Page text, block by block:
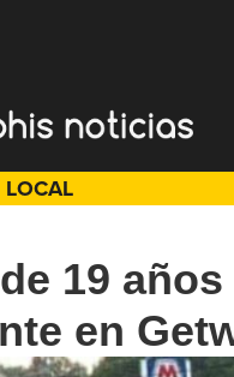
LOCAL
19
en